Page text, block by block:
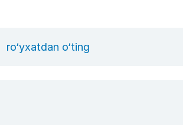
ro‘yxatdan o‘ting